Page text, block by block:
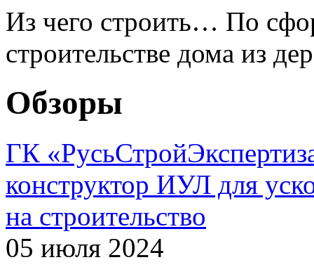
Из чего строить… По
строительстве дома из
Обзоры
ГК
конструктор ИУЛ для
на строительство
05 июля 2024